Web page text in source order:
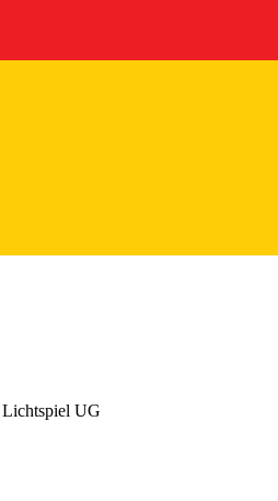
Lichtspiel UG